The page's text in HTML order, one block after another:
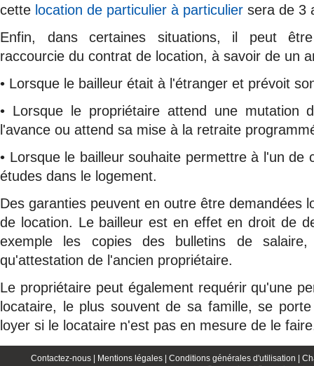
cette location de particulier à particulier sera de 3
Enfin, dans certaines situations, il peut
raccourcie du contrat de location, à savoir de un
• Lorsque le bailleur était à l'étranger et prévoit
• Lorsque le propriétaire attend une mutation
l'avance ou attend sa mise à la retraite
• Lorsque le bailleur souhaite permettre à l'un de
études dans le logement.
Des garanties peuvent en outre être demandées
de location. Le bailleur est en effet en droit de
exemple les copies des bulletins de salaire,
qu'attestation de l'ancien propriétaire.
Le propriétaire peut également requérir qu'une
locataire, le plus souvent de sa famille, se
loyer si le locataire n'est pas en mesure de le
Contactez-nous | Mentions légales | Conditions générales d'utilisation |